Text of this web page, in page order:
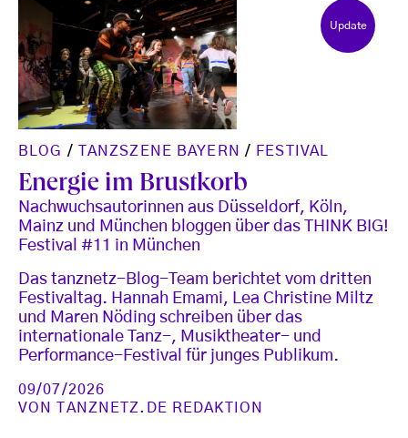
Update
BLOG / TANZSZENE BAYERN / FESTIVAL
Energie im Brustkorb
Nachwuchsautorinnen aus Düsseldorf, Köln,
Mainz und München bloggen über das THINK BIG!
Festival #11 in München
Das tanznetz-Blog-Team berichtet vom dritten
Festivaltag. Hannah Emami, Lea Christine Miltz
und Maren Nöding schreiben über das
internationale Tanz-, Musiktheater- und
Performance-Festival für junges Publikum.
09/07/2026
VON
TANZNETZ.DE REDAKTION